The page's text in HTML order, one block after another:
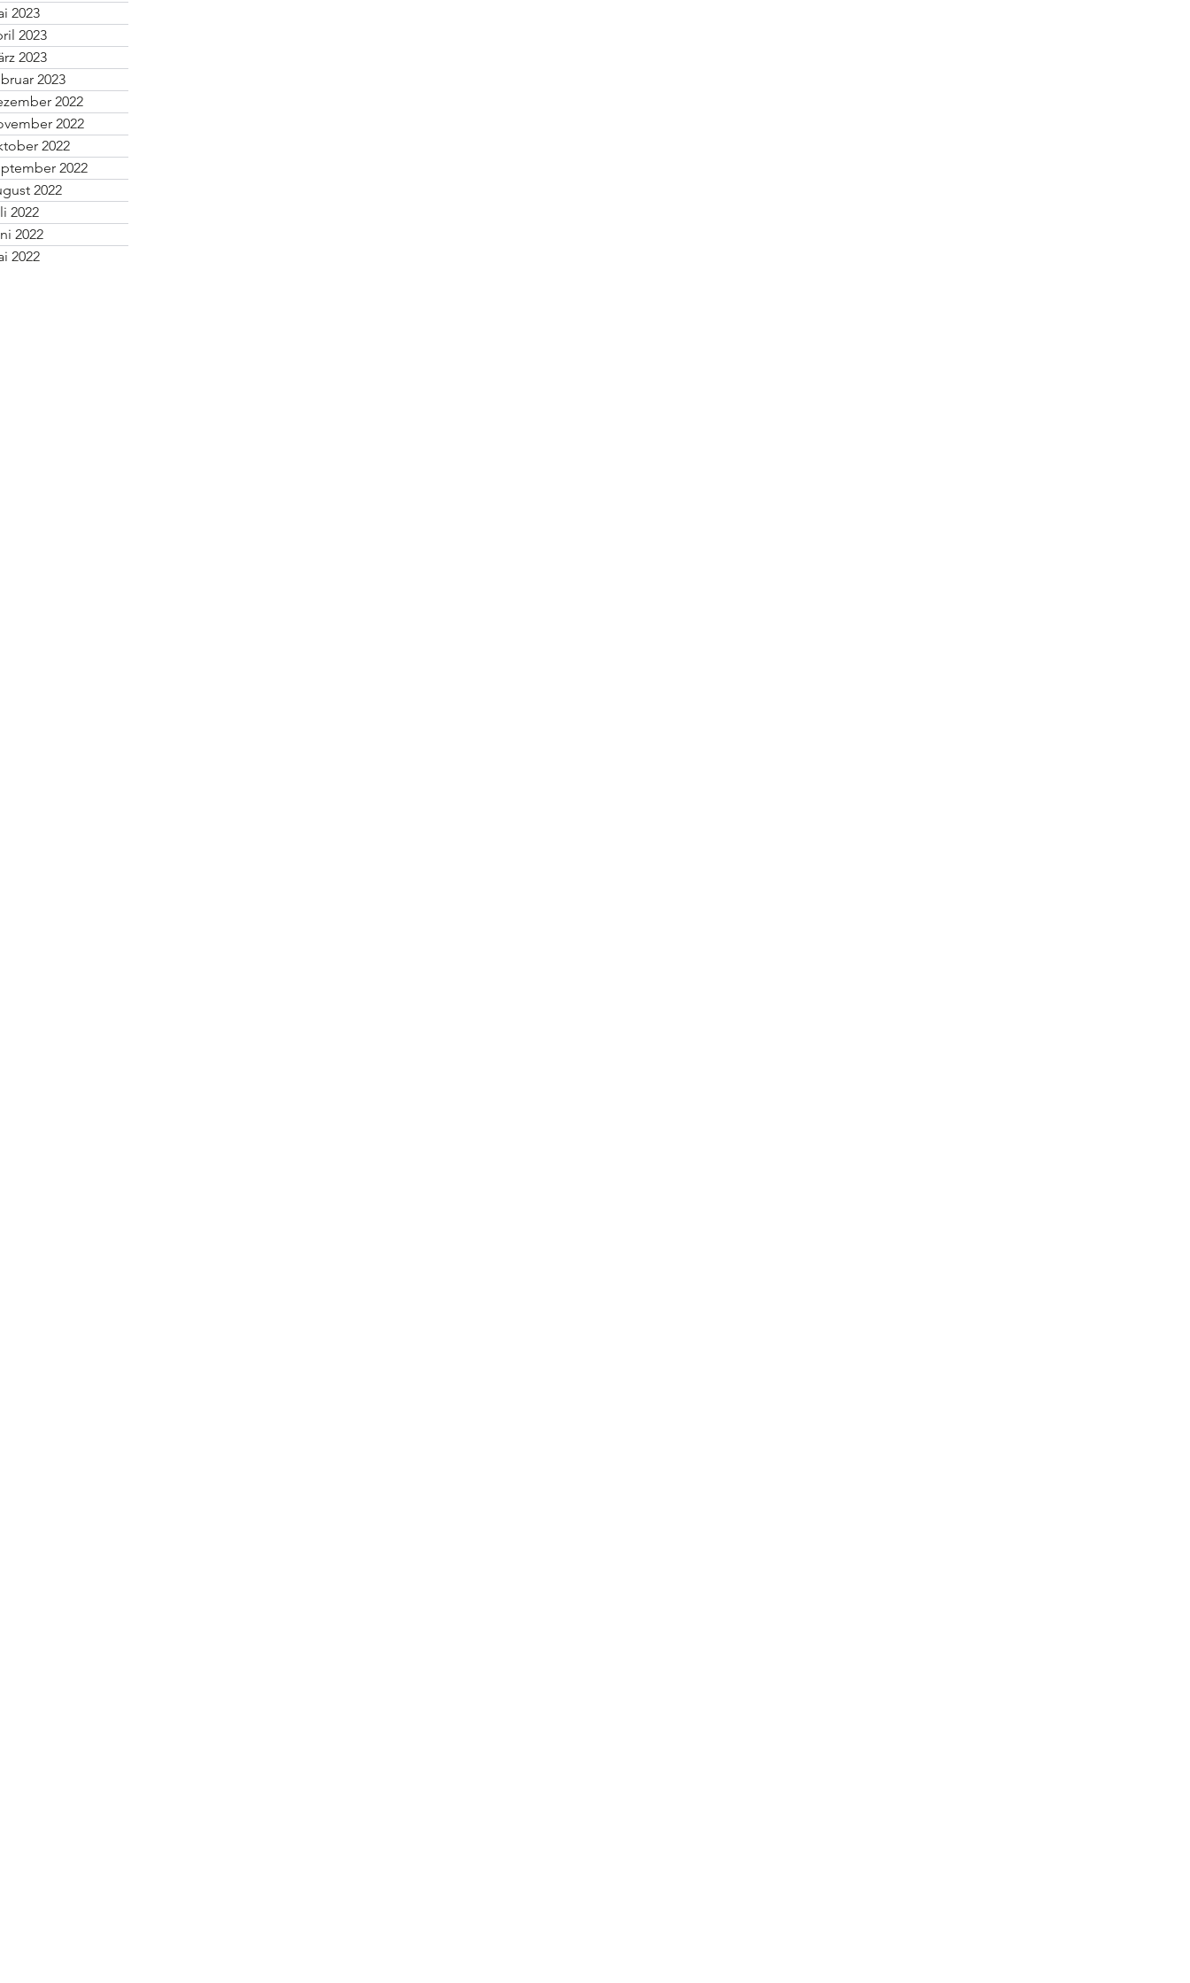
2023
2023
2023
2023
2022
2022
2022
2022
2022
2022
2022
2022